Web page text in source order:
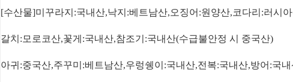
[수산물]미꾸라지 :국내산,낙지 :베트남산,오징어 :원양산,코다리 :러시
갈치 : 모로코산,꽃게 :국내산,참조기 :국내산(수급불안정 시 중국산)
아귀 :중국산,주꾸미 :베트남산,우렁쉥이 :국내산,전복:국내산,방어 :국